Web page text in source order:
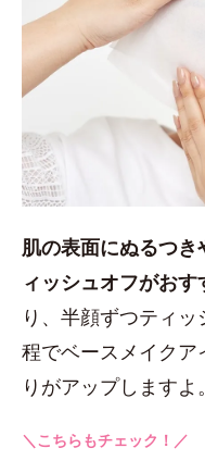
肌の表面にぬるつ
ィッシュオフがおす
り、半顔ずつティ
程でベースメイク
りがアップしますよ。
＼こちらもチェック！／